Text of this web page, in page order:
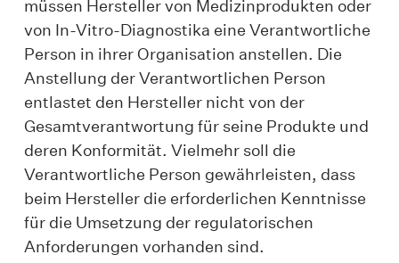
müssen Hersteller von Medizinprodukten oder
von In-Vitro-Diagnostika eine Verantwortliche
Person in ihrer Organisation anstellen. Die
Anstellung der Verantwortlichen Person
entlastet den Hersteller nicht von der
Gesamtverantwortung für seine Produkte und
deren Konformität. Vielmehr soll die
Verantwortliche Person gewährleisten, dass
beim Hersteller die erforderlichen Kenntnisse
für die Umsetzung der regulatorischen
Anforderungen vorhanden sind.